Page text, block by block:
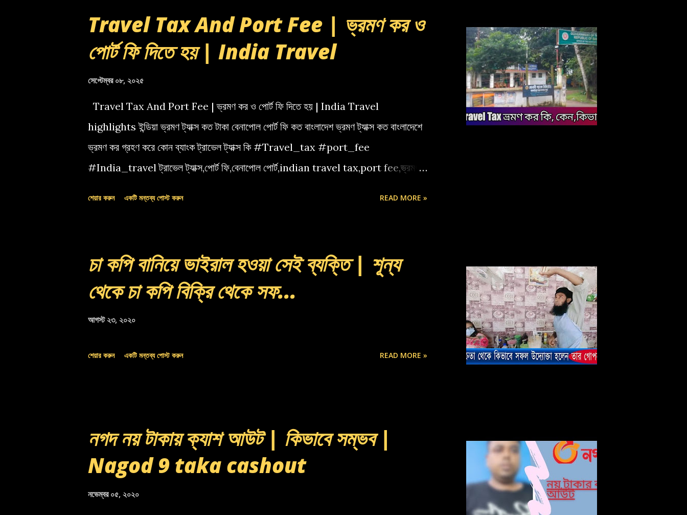
Travel Tax And Port Fee | ভ্রমণ কর ও
পোর্ট ফি দিতে হয় | India Travel
সেপ্টেম্বর ০৮, ২০২৫
Travel Tax And Port Fee | ভ্রমণ কর ও পোর্ট ফি দিতে হয় | India Travel
highlights ইন্ডিয়া ভ্রমণ ট্যাক্স কত টাকা বেনাপোল পোর্ট ফি কত বাংলাদেশ ভ্রমণ ট্যাক্স কত বাংলাদেশে
ভ্রমণ কর গ্রহণ করে কোন ব্যাংক ট্রাভেল ট্যাক্স কি #Travel_tax #port_fee
#India_travel ট্রাভেল ট্যাক্স,পোর্ট ফি,বেনাপোল পোর্ট,indian travel tax,port fee,ভ্রমণ
শেয়ার করুন একটি মন্তব্য পোস্ট করুন READ MORE »
চা কপি বানিয়ে ভাইরাল হওয়া সেই ব্যক্তি | শূন্য
থেকে চা কপি বিক্রি থেকে সফ...
আগস্ট ২৩, ২০২০
শেয়ার করুন একটি মন্তব্য পোস্ট করুন READ MORE »
নগদ নয় টাকায় ক্যাশ আউট | কিভাবে সম্ভব |
Nagod 9 taka cashout
নভেম্বর ০৫, ২০২০